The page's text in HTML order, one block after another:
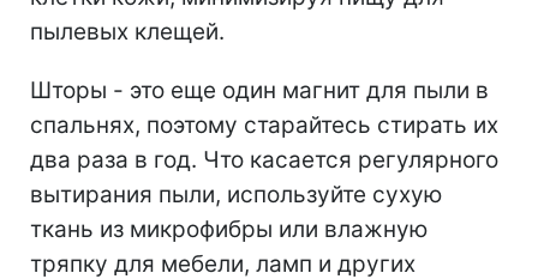
пылевых клещей.
Шторы - это еще один магнит для пыли в
спальнях, поэтому старайтесь стирать их
два раза в год. Что касается регулярного
вытирания пыли, используйте сухую
ткань из микрофибры или влажную
тряпку для мебели, ламп и других